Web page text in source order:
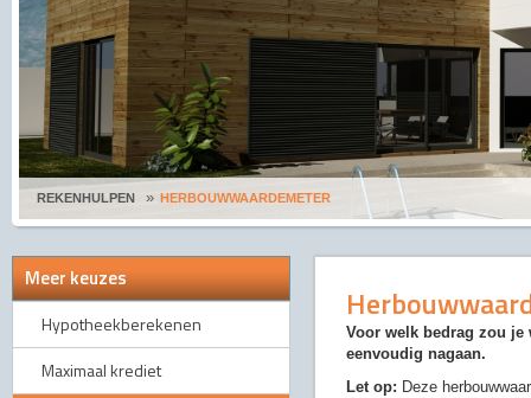
REKENHULPEN HERBOUWWAARDEMETER
Meer keuzes
Hypotheekberekenen
Maximaal krediet
Voor welk bedrag zou je
eenvoudig nagaan.
Let op: Deze